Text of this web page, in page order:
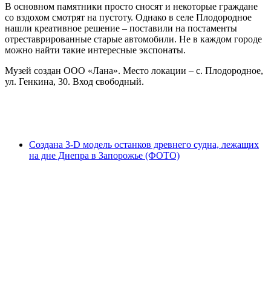
В основном памятники просто сносят и некоторые граждане
со вздохом смотрят на пустоту. Однако в селе Плодородное
нашли креативное решение – поставили на постаменты
отреставрированные старые автомобили. Не в каждом городе
можно найти такие интересные экспонаты.
Музей создан ООО «Лана». Место локации – с. Плодородное,
ул. Генкина, 30. Вход свободный.
Создана 3-D модель останков древнего судна, лежащих
на дне Днепра в Запорожье (ФОТО)